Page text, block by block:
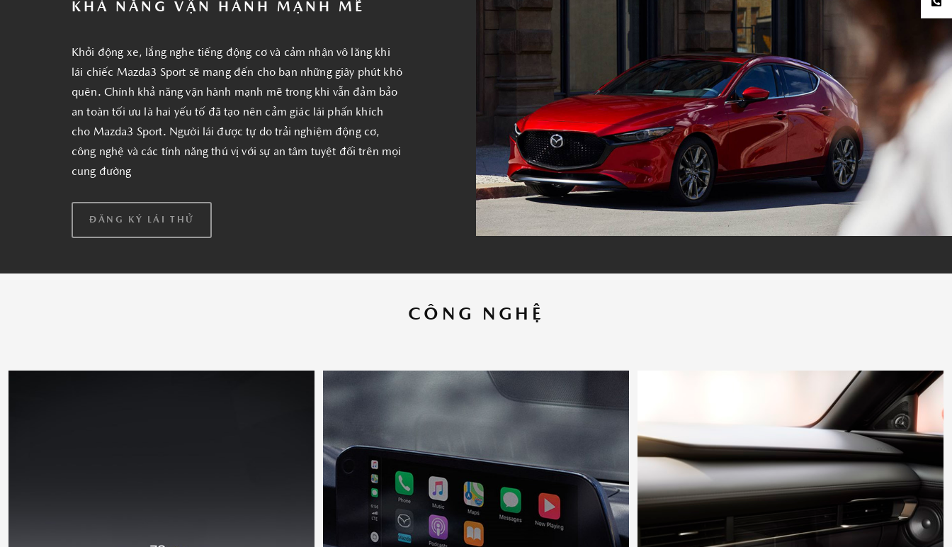
KHẢ NĂNG VẬN HÀNH MẠNH MẼ
Khởi động xe, lắng nghe tiếng động cơ và cảm nhận vô lăng khi
lái chiếc Mazda3 Sport sẽ mang đến cho bạn những giây phút khó
quên. Chính khả năng vận hành mạnh mẽ trong khi vẫn đảm bảo
an toàn tối ưu là hai yếu tố đã tạo nên cảm giác lái phấn khích
cho Mazda3 Sport. Người lái được tự do trải nghiệm động cơ,
công nghệ và các tính năng thú vị với sự an tâm tuyệt đối trên mọi
cung đường
ĐĂNG KÝ LÁI THỬ
CÔNG NGHỆ